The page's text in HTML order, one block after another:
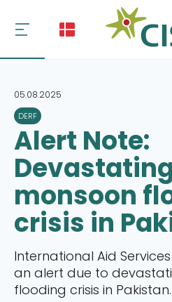
05.08.2025
DERF
Alert Note:
monsoon
crisis in
International Aid
an alert due to
flooding crisis in Pakistan.